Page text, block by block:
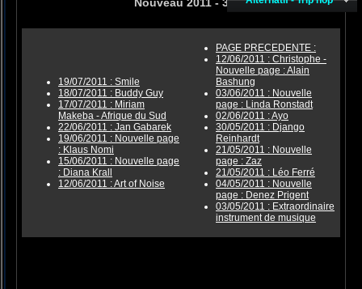
Nouveau 2011 - 3 :
19/07/2011 : Smile
18/07/2011 : Buddy Guy
17/07/2011 : Miriam
Makeba - Afrique du Sud
22/06/2011 : Jan Gabarek
19/06/2011 : Nouvelle page
: Klaus Nomi
15/06/2011 : Nouvelle page
: Diana Krall
12/06/2011 : Art of Noise
PAGE PRECEDENTE :
12/06/2011 : Christophe -
Nouvelle page : Alain
Bashung
03/06/2011 : Nouvelle
page : Linda Ronstadt
02/06/2011 : Ayo
30/05/2011 : Django
Reinhardt
21/05/2011 : Nouvelle
page : Zaz
21/05/2011 : Léo Ferré
04/05/2011 : Nouvelle
page : Denez Prigent
03/05/2011 : Extraordinaire
instrument de musique